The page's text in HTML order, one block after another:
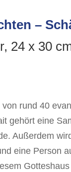
–
24 x 30
rund 40
gehört eine
Außerdem
eine Person